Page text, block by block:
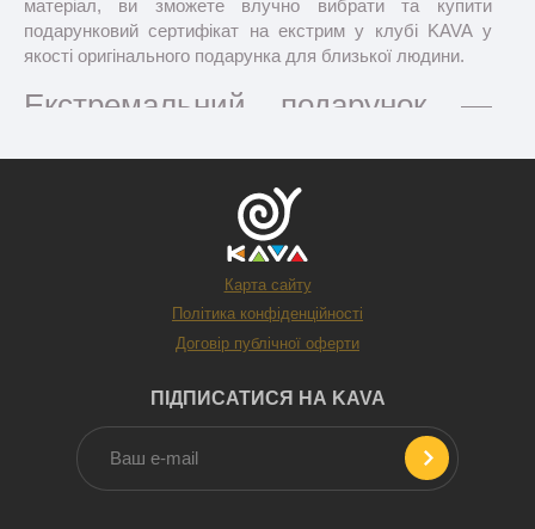
матеріал, ви зможете влучно вибрати та купити
подарунковий сертифікат на екстрим у клубі KAVA у
якості оригінального подарунка для близької людини.
Екстремальний подарунок —
Карта сайту
Політика конфіденційності
Договір публічної оферти
ПІДПИСАТИСЯ НА KAVA